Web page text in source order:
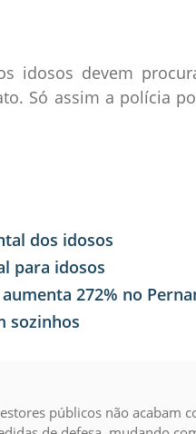
idosos devem
Só assim a polícia
dos idosos
para idosos
272% no
sozinhos
públicos não acabam